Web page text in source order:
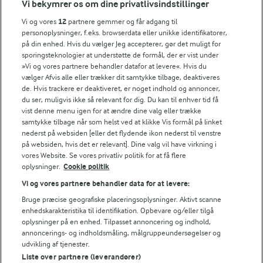
LAKTOSEFRI MADLAVNING
Få tips til madlavning uden
laktose
Andre gode forslag
Vi bekymrer os om dine privatlivsindstillinger
Vi og vores 12 partnere gemmer og får adgang til
personoplysninger, f.eks. browserdata eller unikke identifikatorer,
på din enhed. Hvis du vælger Jeg accepterer, gør det muligt for
sporingsteknologier at understøtte de formål, der er vist under
»Vi og vores partnere behandler datafor at levere«. Hvis du
vælger Afvis alle eller trækker dit samtykke tilbage, deaktiveres
de. Hvis trackere er deaktiveret, er noget indhold og annoncer,
du ser, muligvis ikke så relevant for dig. Du kan til enhver tid få
vist denne menu igen for at ændre dine valg eller trække
samtykke tilbage når som helst ved at klikke Vis formål på linket
nederst på websiden [eller det flydende ikon nederst til venstre
på websiden, hvis det er relevant]. Dine valg vil have virkning i
vores Website. Se vores privatliv politik for at få flere
oplysninger. Cookie politik
Vi og vores partnere behandler data for at levere:
Bruge præcise geografiske placeringsoplysninger. Aktivt scanne
enhedskarakteristika til identifikation. Opbevare og/eller tilgå
oplysninger på en enhed. Tilpasset annoncering og indhold,
annoncerings- og indholdsmåling, målgruppeundersøgelser og
udvikling af tjenester.
Liste over partnere (leverandører)